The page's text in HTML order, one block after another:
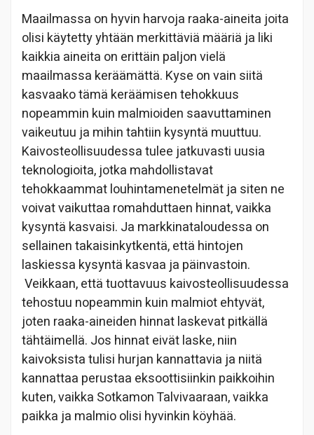
Maailmassa on hyvin harvoja raaka-aineita joita
olisi käytetty yhtään merkittäviä määriä ja liki
kaikkia aineita on erittäin paljon vielä
maailmassa keräämättä. Kyse on vain siitä
kasvaako tämä keräämisen tehokkuus
nopeammin kuin malmioiden saavuttaminen
vaikeutuu ja mihin tahtiin kysyntä muuttuu.
Kaivosteollisuudessa tulee jatkuvasti uusia
teknologioita, jotka mahdollistavat
tehokkaammat louhintamenetelmät ja siten ne
voivat vaikuttaa romahduttaen hinnat, vaikka
kysyntä kasvaisi. Ja markkinataloudessa on
sellainen takaisinkytkentä, että hintojen
laskiessa kysyntä kasvaa ja päinvastoin.
Veikkaan, että tuottavuus kaivosteollisuudessa
tehostuu nopeammin kuin malmiot ehtyvät,
joten raaka-aineiden hinnat laskevat pitkällä
tähtäimellä. Jos hinnat eivät laske, niin
kaivoksista tulisi hurjan kannattavia ja niitä
kannattaa perustaa eksoottisiinkin paikkoihin
kuten, vaikka Sotkamon Talvivaaraan, vaikka
paikka ja malmio olisi hyvinkin köyhää.